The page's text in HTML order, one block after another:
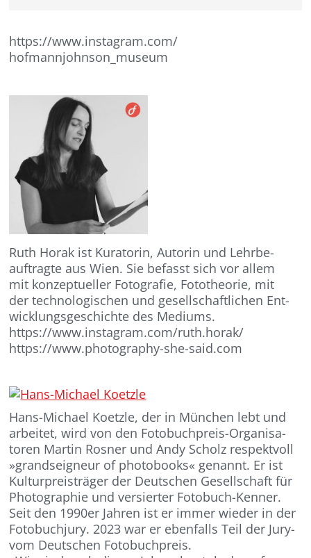
https://www.instagram.com/
hofmannjohnson_museum
Ruth Horak ist Kuratorin, Autorin und Lehrbe-
auftragte aus Wien. Sie befasst sich vor allem
mit konzeptueller Fotografie, Fototheorie, mit
der technologischen und gesellschaftlichen Ent-
wicklungsgeschichte des Mediums.
https://www.instagram.com/ruth.horak/
https://www.photography-she-said.com
Hans-Michael Koetzle, der in München lebt und
arbeitet, wird von den Fotobuchpreis-Organisa-
toren Martin Rosner und Andy Scholz respektvoll
»grandseigneur of photobooks« genannt. Er ist
Kulturpreisträger der Deutschen Gesellschaft für
Photographie und versierter Fotobuch-Kenner.
Seit den 1990er Jahren ist er immer wieder in der
Fotobuchjury. 2023 war er ebenfalls Teil der Jury-
vom Deutschen Fotobuchpreis.